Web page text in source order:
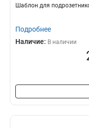
Шаблон для
Подробнее
Наличие: В наличии